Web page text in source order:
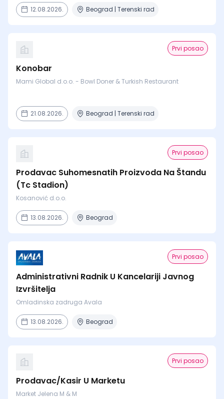
12.08.2026. Beograd | Terenski rad
Prvi posao
Konobar
Mami Global d.o.o. - Bowl Doner & Turkish Restaurant
21.08.2026. Beograd | Terenski rad
Prvi posao
Prodavac Suhomesnatih Proizvoda Na Štandu
(Tc Stadion)
Kosanović d.o.o.
13.08.2026. Beograd
Prvi posao
Administrativni Radnik U Kancelariji Javnog
Izvršitelja
Omladinska zadruga Avala
13.08.2026. Beograd
Prvi posao
Prodavac/Kasir U Marketu
Market Jelena M & M